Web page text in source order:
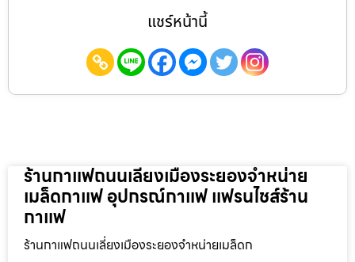
แชร์หน้านี้
ร้านกาแฟถนนเลี่ยงเมืองระยองจำหน่าย
เมล็ดกาแฟ อุปกรณ์กาแฟ แฟรนไชส์ร้าน
กาแฟ
ร้านกาแฟถนนเลี่ยงเมืองระยองจำหน่ายเมล็ดก